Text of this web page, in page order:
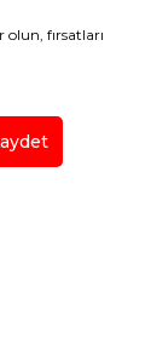
fırsatları